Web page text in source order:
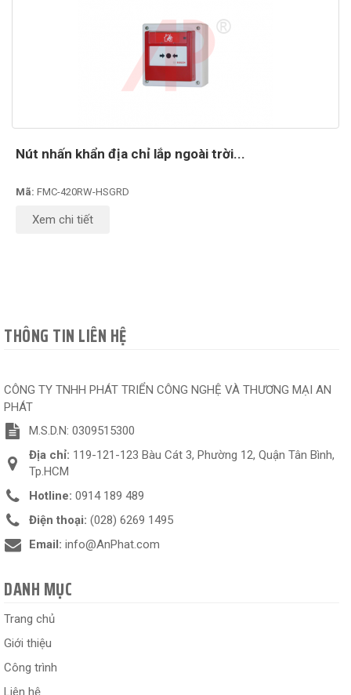
Nút nhấn khẩn địa chỉ lắp ngoài trời...
Mã: FMC-420RW-HSGRD
Xem chi tiết
THÔNG TIN LIÊN HỆ
CÔNG TY TNHH PHÁT TRIỂN CÔNG NGHỆ VÀ THƯƠNG MẠI AN
PHÁT
M.S.D.N: 0309515300
Địa chỉ: 119-121-123 Bàu Cát 3, Phường 12, Quận Tân Bình,
Tp.HCM
Hotline: 0914 189 489
Điện thoại: (028) 6269 1495
Email: info@AnPhat.com
DANH MỤC
Trang chủ
Giới thiệu
Công trình
Liên hệ